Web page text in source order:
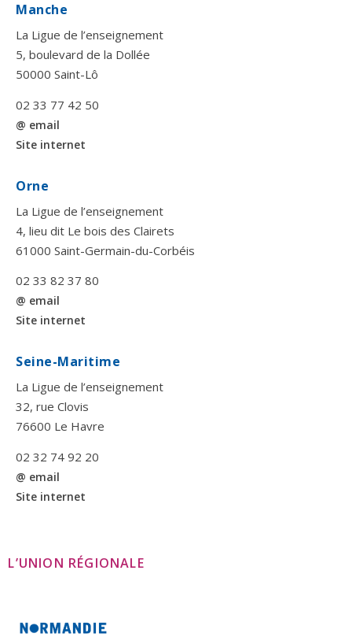
Manche
La Ligue de l’enseignement
5, boulevard de la Dollée
50000 Saint-Lô
02 33 77 42 50
@ email
Site internet
Orne
La Ligue de l’enseignement
4, lieu dit Le bois des Clairets
61000 Saint-Germain-du-Corbéis
02 33 82 37 80
@ email
Site internet
Seine-Maritime
La Ligue de l’enseignement
32, rue Clovis
76600 Le Havre
02 32 74 92 20
@ email
Site internet
L’UNION RÉGIONALE